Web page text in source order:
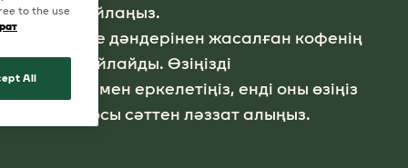
ләззат сыйлаңыз.
кофе дәндерінен жасалған кофенің
рахат сыйлайды. Өзіңізді
шыныаяғымен еркелетіңіз, енді оны өзіңіз
бірге осы сәттен ләззат алыңыз.
to the use
All